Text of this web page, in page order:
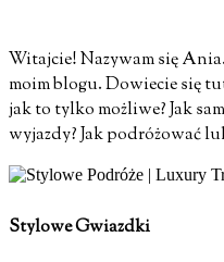
Witajcie! Nazywam się
moim blogu. Dowiecie się
jak to tylko możliwe? Jak
wyjazdy? Jak podróżować
Stylowe Gwiazdki